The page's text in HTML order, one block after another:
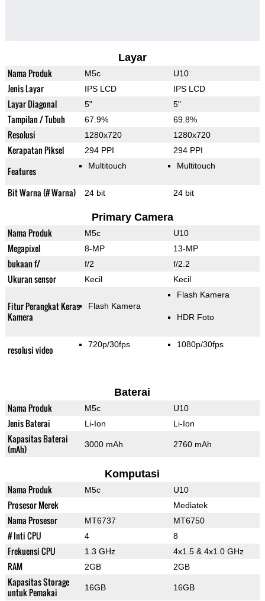
Layar
Nama Produk M5c U10
Jenis Layar IPS LCD IPS LCD
Layar Diagonal 5" 5"
Tampilan / Tubuh 67.9% 69.8%
Resolusi 1280x720 1280x720
Kerapatan Piksel 294 PPI 294 PPI
Features Multitouch Multitouch
Bit Warna (# Warna) 24 bit 24 bit
Primary Camera
Nama Produk M5c U10
Megapixel 8-MP 13-MP
bukaan f/ f/2 f/2.2
Ukuran sensor Kecil Kecil
Fitur Perangkat Keras
Kamera
Flash Kamera
Flash Kamera
HDR Foto
resolusi video 720p/30fps 1080p/30fps
Baterai
Nama Produk M5c U10
Jenis Baterai Li-Ion Li-Ion
Kapasitas Baterai
(mAh)
3000 mAh 2760 mAh
Komputasi
Nama Produk M5c U10
Prosesor Merek Mediatek
Nama Prosesor MT6737 MT6750
# Inti CPU 4 8
Frekuensi CPU 1.3 GHz 4x1.5 & 4x1.0 GHz
RAM 2GB 2GB
Kapasitas Storage
untuk Pemakai
16GB 16GB